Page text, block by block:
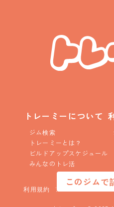
このジムで
トレーミーについて
ジム検索
トレーミーとは？
ビルドアップスケジュール
みんなのトレ活
利用規約 プライバシーポリ